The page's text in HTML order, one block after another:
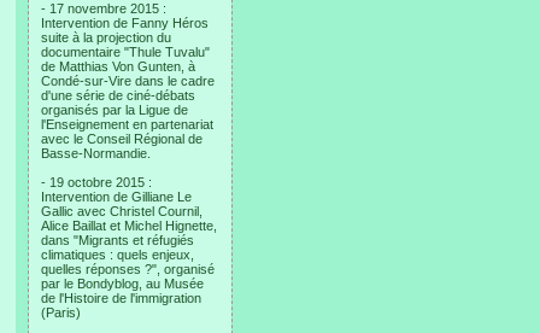
- 17 novembre 2015 :
Intervention de Fanny Héros
suite à la projection du
documentaire "Thule Tuvalu"
de Matthias Von Gunten, à
Condé-sur-Vire dans le cadre
d'une série de ciné-débats
organisés par la Ligue de
l'Enseignement en partenariat
avec le Conseil Régional de
Basse-Normandie.
- 19 octobre 2015 :
Intervention de Gilliane Le
Gallic avec Christel Cournil,
Alice Baillat et Michel Hignette,
dans "Migrants et réfugiés
climatiques : quels enjeux,
quelles réponses ?", organisé
par le Bondyblog, au Musée
de l'Histoire de l'immigration
(Paris)